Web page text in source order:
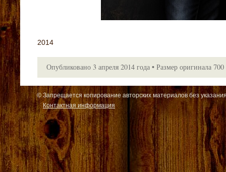
2014
Опубликовано 3 апреля 2014 года • Размер оригинала
© Запрещается копирование авторских материалов без
Контактная информация